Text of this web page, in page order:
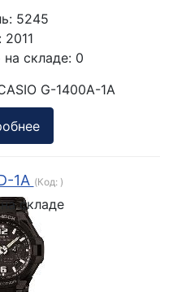
5245
2011
на складе: 0
G-1400A-1A
1A (Код: )